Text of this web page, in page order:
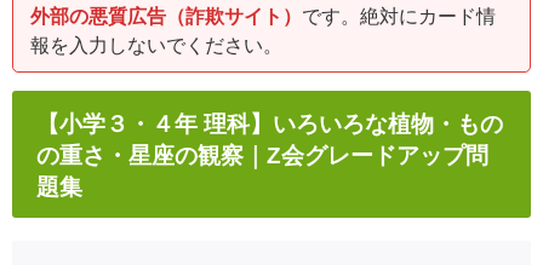
外部の悪質広告（詐欺サイト） です。絶対にカード情
報を入力しないでください。
【小学３・４年 理科】いろいろな植物・もの
の重さ・星座の観察｜Z会グレードアップ問
題集